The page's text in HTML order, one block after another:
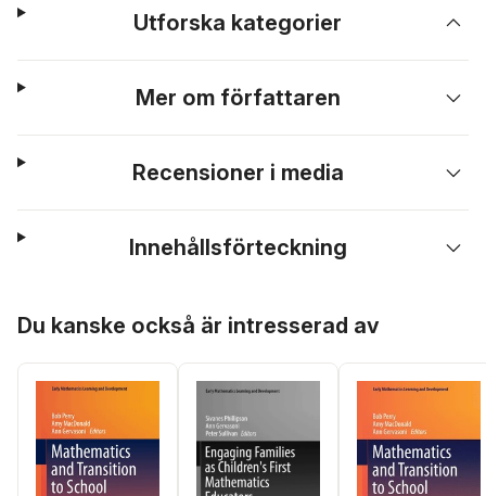
Utforska kategorier
Mer om författaren
Recensioner i media
Innehållsförteckning
Du kanske också är intresserad av